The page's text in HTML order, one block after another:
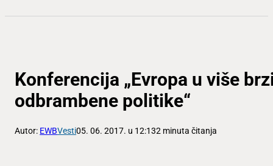
Konferencija „Evropa u više
odbrambene politike“
Autor: EWBVesti05. 06. 2017. u 12:132 minuta čitanja